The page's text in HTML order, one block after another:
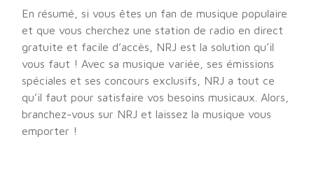
En résumé, si vous êtes un fan de musique populaire
et que vous cherchez une station de radio en direct
gratuite et facile d’accès, NRJ est la solution qu’il
vous faut ! Avec sa musique variée, ses émissions
spéciales et ses concours exclusifs, NRJ a tout ce
qu’il faut pour satisfaire vos besoins musicaux. Alors,
branchez-vous sur NRJ et laissez la musique vous
emporter !